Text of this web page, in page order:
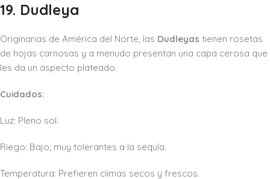
19. Dudleya
Originarias de América del Norte, las Dudleyas tienen rosetas
de hojas carnosas y a menudo presentan una capa cerosa que
les da un aspecto plateado.
Cuidados:
Luz: Pleno sol.
Riego: Bajo; muy tolerantes a la sequía.
Temperatura: Prefieren climas secos y frescos.